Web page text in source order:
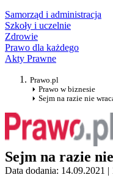
Samorząd i administracja
Szkoły i uczelnie
Zdrowie
Prawo dla każdego
Akty Prawne
Prawo.pl
Prawo w biznesie
Sejm na razie nie
Sejm na razie
Data dodania: 14.09.2021 |